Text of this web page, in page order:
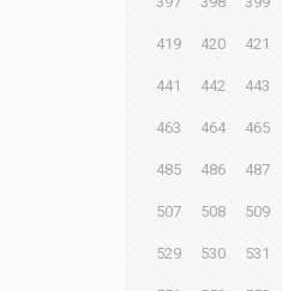
419 420 421
441 442 443
463 464 465
485 486 487
507 508 509
529 530 531